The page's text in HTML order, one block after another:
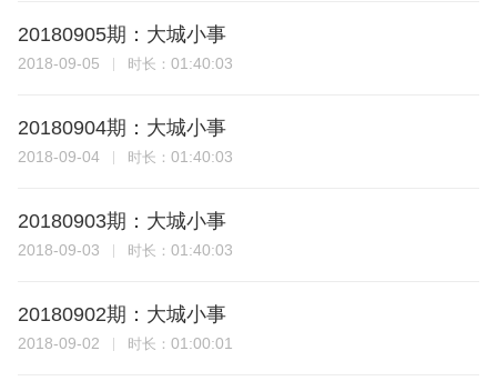
20180905期：大城小事
2018-09-05 时长： 01:40:03
20180904期：大城小事
2018-09-04 时长： 01:40:03
20180903期：大城小事
2018-09-03 时长： 01:40:03
20180902期：大城小事
2018-09-02 时长： 01:00:01